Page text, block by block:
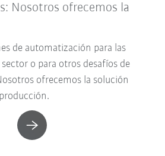
Nosotros ofrecemos la
de automatización para las
sector o para otros desafíos de
ofrecemos la solución